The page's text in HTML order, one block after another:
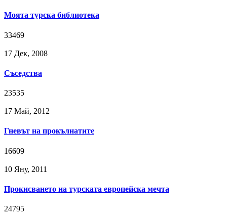
Моята турска библиотека
33469
17 Дек, 2008
Съседства
23535
17 Май, 2012
Гневът на прокълнатите
16609
10 Яну, 2011
Прокисването на турската европейска мечта
24795